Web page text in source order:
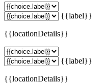
{{label}}
{{locationDetails}}
{{label}}
{{locationDetails}}